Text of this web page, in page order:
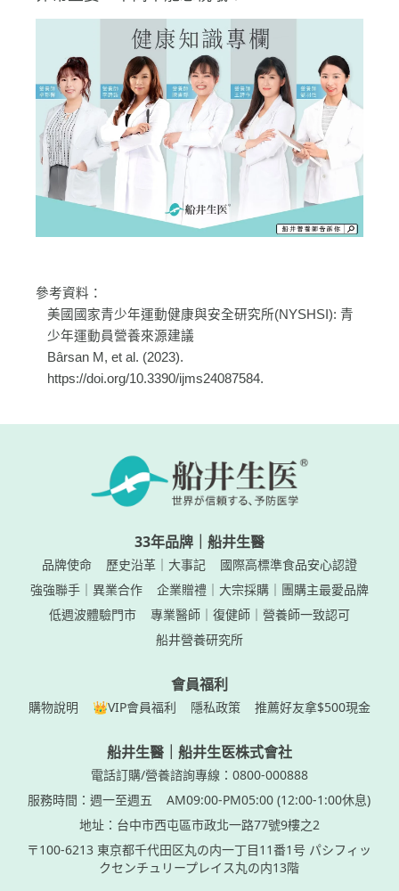
參考資料：
美國國家青少年運動健康與安全研究所(NYSHSI): 青
少年運動員營養來源建議
Bârsan M, et al. (2023).
33年品牌｜船井生醫
品牌使命 歷史沿革｜大事記
國際高標準食品安心認證
強強聯手｜異業合作
企業贈禮｜大宗採購｜團購主最愛品牌
專業醫師｜復健師｜營養師一致認可
會員福利
船井生醫｜船井生医株式會社
電話訂購/營養諮詢專線：0800-000888
服務時間：週一至週五
AM09:00-PM05:00 (12:00-1:00休息)
地址：台中市西屯區市政北一路77號9樓之2
〒100-6213 東京都千代田区丸の内一丁目11番1号 パシフィッ